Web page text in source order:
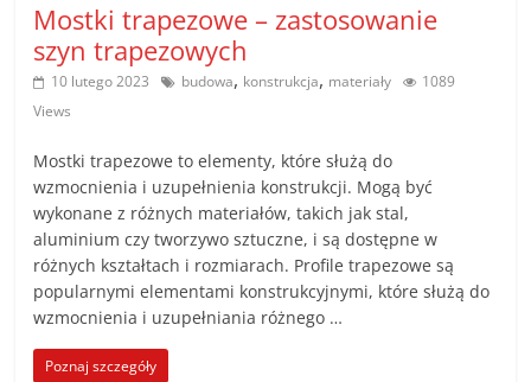
Mostki trapezowe – zastosowanie
szyn trapezowych
10 lutego 2023 budowa, konstrukcja, materiały
1089
Views
Mostki trapezowe to elementy, które służą do
wzmocnienia i uzupełnienia konstrukcji. Mogą być
wykonane z różnych materiałów, takich jak stal,
aluminium czy tworzywo sztuczne, i są dostępne w
różnych kształtach i rozmiarach. Profile trapezowe są
popularnymi elementami konstrukcyjnymi, które służą do
wzmocnienia i uzupełniania różnego …
Poznaj szczegóły